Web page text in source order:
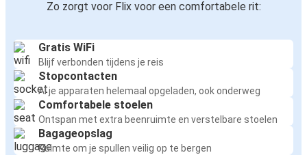
Zo zorgt voor Flix voor een comfortabele rit:
Gratis WiFi
Blijf verbonden tijdens je reis
Stopcontacten
Al je apparaten helemaal opgeladen, ook onderweg
Comfortabele stoelen
Ontspan met extra beenruimte en verstelbare stoelen
Bagageopslag
Ruimte om je spullen veilig op te bergen